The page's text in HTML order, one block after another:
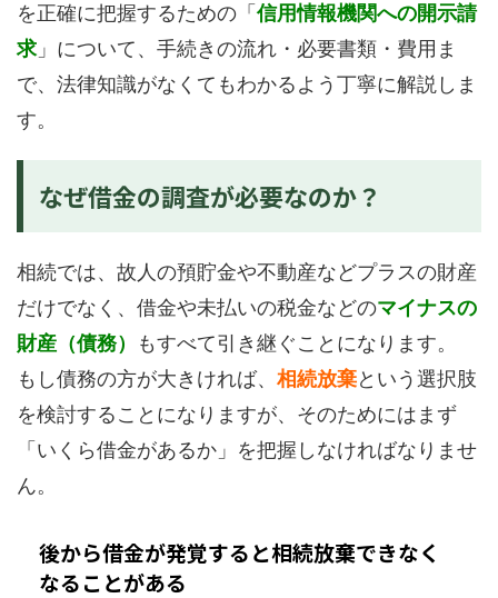
を正確に把握するための「 信用情報機関への開示請
求 」について、手続きの流れ・必要書類・費用ま
で、法律知識がなくてもわかるよう丁寧に解説しま
す。
なぜ借金の調査が必要なのか？
相続では、故人の預貯金や不動産などプラスの財産
だけでなく、借金や未払いの税金などのマイナスの
財産（債務）
もすべて引き継ぐことになります。
もし債務の方が大きければ、 相続放棄という選択肢
を検討することになりますが、そのためにはまず
「いくら借金があるか」を把握しなければなりませ
ん。
後から借金が発覚すると相続放棄できなく
なることがある